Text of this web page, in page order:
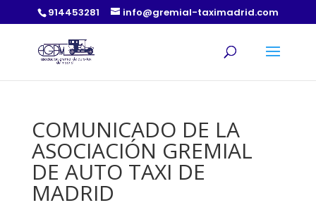
914453281 info@gremial-taximadrid.com
COMUNICADO DE LA
ASOCIACIÓN GREMIAL
DE AUTO TAXI DE
MADRID